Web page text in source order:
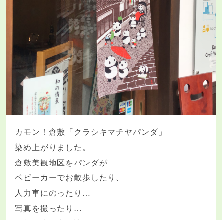
カモン！倉敷「クラシキマチヤパンダ」
染め上がりました。
倉敷美観地区をパンダが
ベビーカーでお散歩したり、
人力車にのったり …
写真を撮ったり …